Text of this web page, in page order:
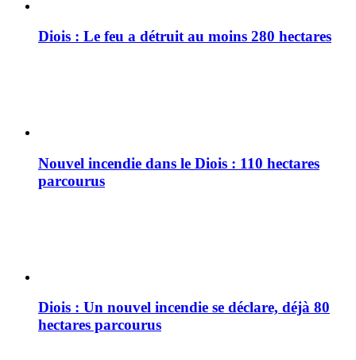
Diois : Le feu a détruit au moins 280 hectares
Nouvel incendie dans le Diois : 110 hectares
parcourus
Diois : Un nouvel incendie se déclare, déjà 80
hectares parcourus